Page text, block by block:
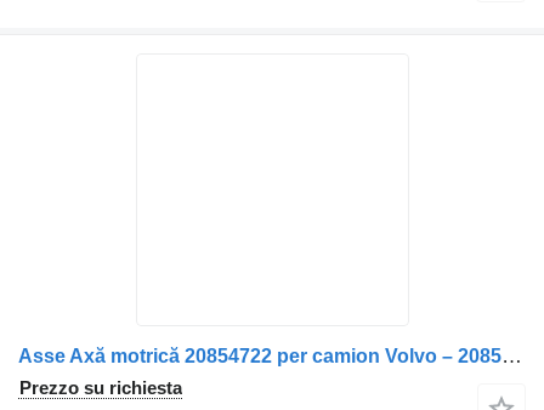
Asse Axă motrică 20854722 per camion Volvo – 20854722 / 22324065 / 1524628
Prezzo su richiesta